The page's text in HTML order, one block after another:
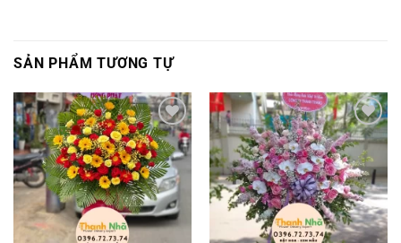
SẢN PHẨM TƯƠNG TỰ
Add to
wishlist
Add to
wishlist